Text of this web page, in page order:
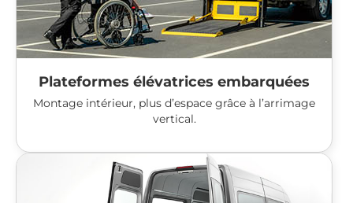
Plateformes élévatrices embarquées
Montage intérieur, plus d’espace grâce à l’arrimage
vertical.